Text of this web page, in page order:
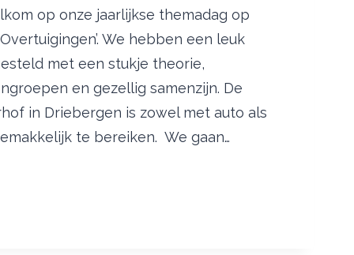
op onze jaarlijkse themadag op
We hebben een leuk
met een stukje theorie,
en gezellig samenzijn. De
in Driebergen is zowel met auto als
te bereiken. We gaan…